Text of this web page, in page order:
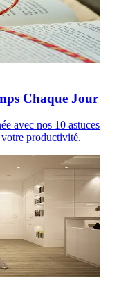
Chaque Jour
avec nos 10 astuces
productivité.